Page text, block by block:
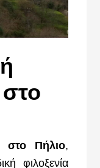
στο Πήλιο,
φιλοξενία